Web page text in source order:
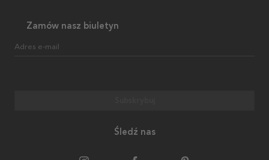
Zamów nasz biuletyn
Adres e-mail
Śledź nas